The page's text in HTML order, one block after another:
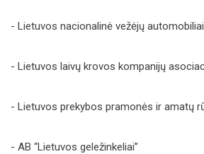
- Lietuvos nacionalinė vežėjų
- Lietuvos laivų krovos kompanijų
- Lietuvos prekybos pramonės ir amatų
- AB “Lietuvos geležinkeliai”